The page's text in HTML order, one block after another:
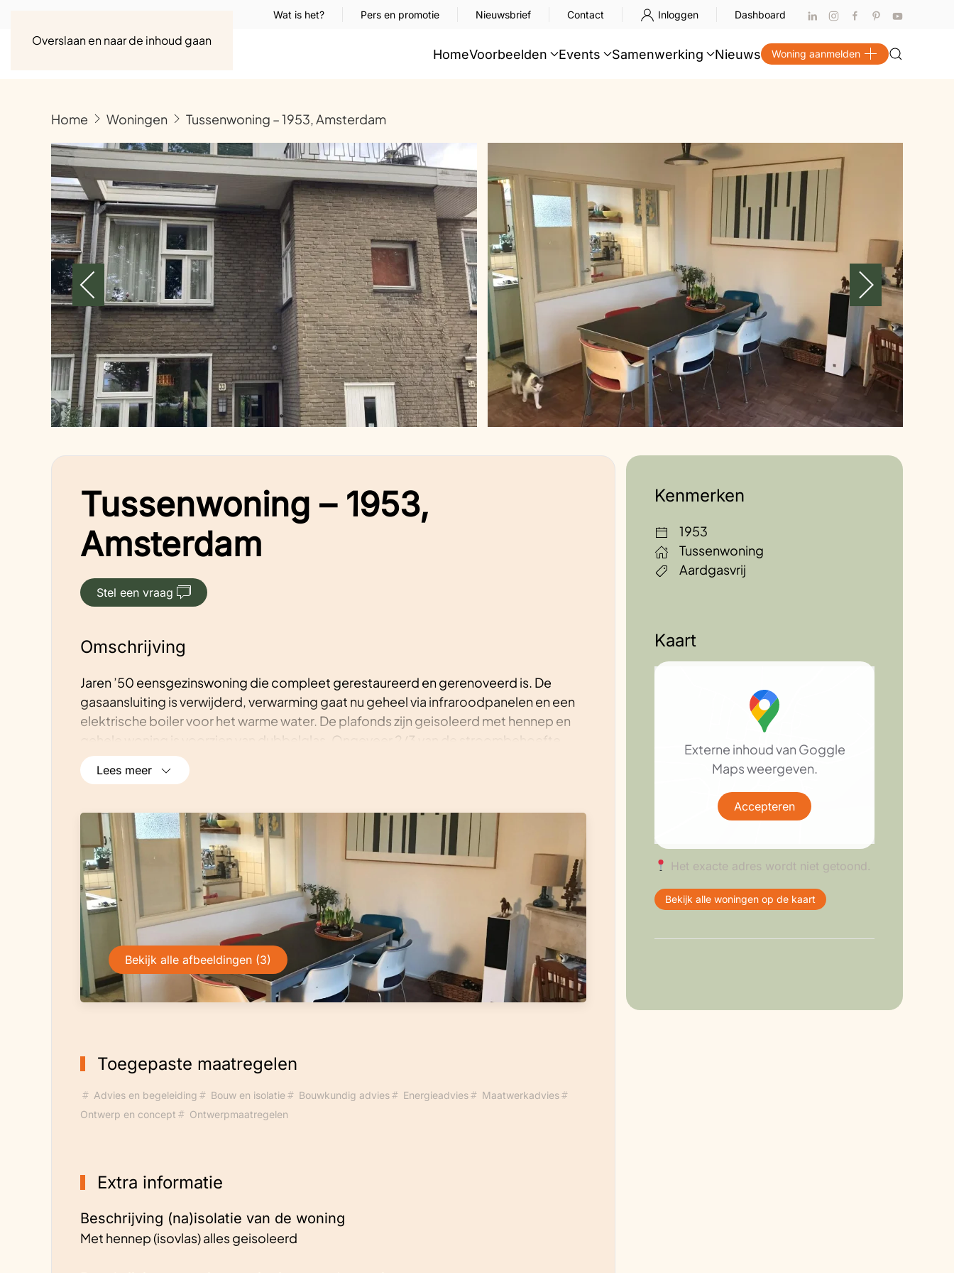
Overslaan en naar de inhoud gaan
Wat is het? Pers en promotie Nieuwsbrief Contact Inloggen Dashboard
HomeVoorbeelden Events Samenwerking Nieuws Woning aanmelden
Home Woningen Tussenwoning – 1953, Amsterdam
Tussenwoning – 1953,
Amsterdam
Stel een vraag
Omschrijving
Jaren ’50 eensgezinswoning die compleet gerestaureerd en gerenoveerd is. De
gasaansluiting is verwijderd, verwarming gaat nu geheel via infraroodpanelen en een
elektrische boiler voor het warme water. De plafonds zijn geisoleerd met hennep en
gehele woning is voorzien van dubbelglas. Ongeveer 2/3 van de stroombehoefte
wordt geleverd door 12 zonnepanelen op het dak.
Lees meer
Bekijk alle afbeeldingen (3)
Toegepaste maatregelen
Advies en begeleiding Bouw en isolatie Bouwkundig advies Energieadvies
Maatwerkadvies
Ontwerp en concept
Ontwerpmaatregelen
Extra informatie
Beschrijving (na)isolatie van de woning
Met hennep (isovlas) alles geisoleerd
Kenmerken
1953
Tussenwoning
Aardgasvrij
Kaart
Externe inhoud van Goggle
Maps weergeven.
Accepteren
Het exacte adres wordt niet getoond.
Bekijk alle woningen op de kaart